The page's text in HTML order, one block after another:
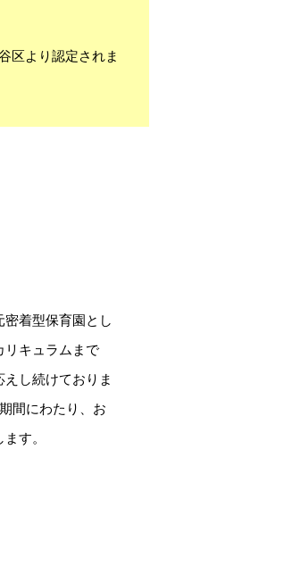
区より認定されま
着型保育園とし
リキュラムまで
し続けておりま
間にわたり、お
す。